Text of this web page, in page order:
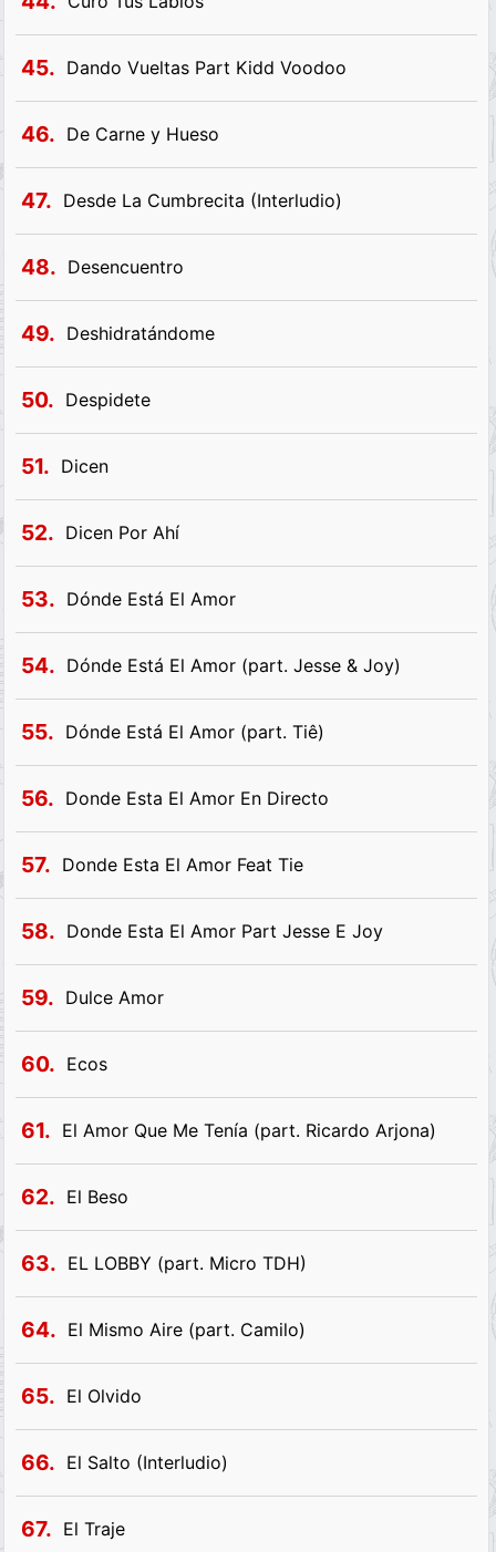
45. Dando Vueltas Part Kidd Voodoo
46. De Carne y Hueso
47. Desde La Cumbrecita (Interludio)
48. Desencuentro
49. Deshidratándome
50. Despidete
51. Dicen
52. Dicen Por Ahí
53. Dónde Está El Amor
54. Dónde Está El Amor (part. Jesse & Joy)
55. Dónde Está El Amor (part. Tiê)
56. Donde Esta El Amor En Directo
57. Donde Esta El Amor Feat Tie
58. Donde Esta El Amor Part Jesse E Joy
59. Dulce Amor
60. Ecos
61. El Amor Que Me Tenía (part. Ricardo Arjona)
62. El Beso
63. EL LOBBY (part. Micro TDH)
64. El Mismo Aire (part. Camilo)
65. El Olvido
66. El Salto (Interludio)
67. El Traje